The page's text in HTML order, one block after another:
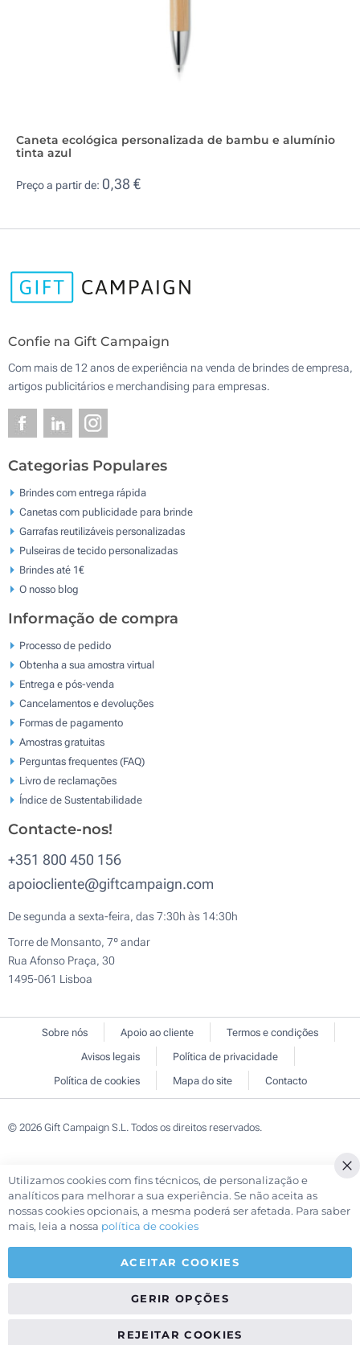
Caneta ecológica personalizada de bambu e alumínio
tinta azul
Preço a partir de: 0,38 €
Confie na Gift Campaign
Com mais de 12 anos de experiência na venda de brindes de empresa,
artigos publicitários e merchandising para empresas.
Categorias Populares
Brindes com entrega rápida
Canetas com publicidade para brinde
Garrafas reutilizáveis personalizadas
Pulseiras de tecido personalizadas
Brindes até 1€
O nosso blog
Informação de compra
Processo de pedido
Obtenha a sua amostra virtual
Entrega e pós-venda
Cancelamentos e devoluções
Formas de pagamento
Amostras gratuitas
Perguntas frequentes (FAQ)
Livro de reclamaçōes
Índice de Sustentabilidade
Contacte-nos!
+351 800 450 156
apoiocliente@giftcampaign.com
De segunda a sexta-feira, das 7:30h às 14:30h
Torre de Monsanto, 7º andar
Rua Afonso Praça, 30
1495-061 Lisboa
Sobre nós Apoio ao cliente
Termos e condições
Avisos legais
Política de privacidade
Política de cookies
Mapa do site Contacto
© 2026 Gift Campaign S.L. Todos os direitos reservados.
Utilizamos cookies com fins técnicos, de personalização e
analíticos para melhorar a sua experiência. Se não aceita as
nossas cookies opcionais, a mesma poderá ser afetada. Para saber
mais, leia a nossa política de cookies
ACEITAR COOKIES
GERIR OPÇÕES
REJEITAR COOKIES